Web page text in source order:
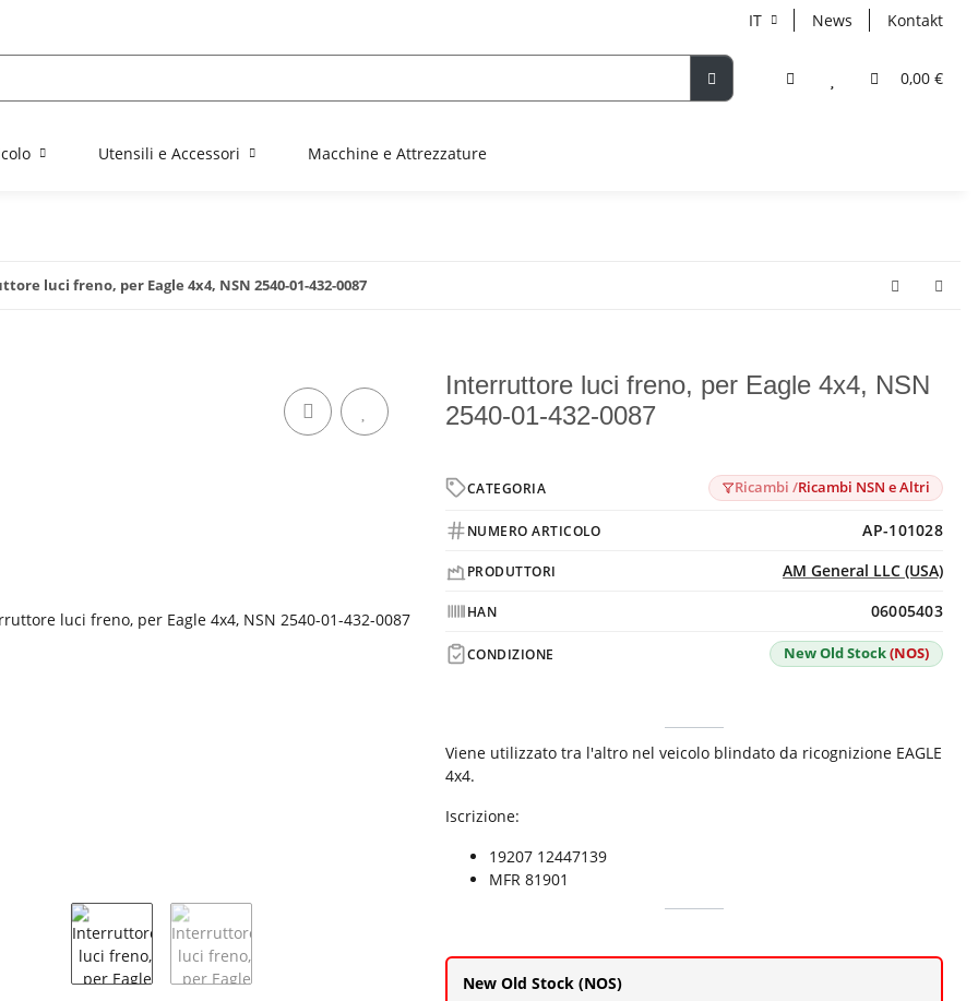
IT News Kontakt
0,00 €
Utensili e Accessori Macchine e Attrezzature
luci freno, per Eagle 4x4, NSN 2540-01-432-0087
Interruttore luci freno, per Eagle 4x4, NSN
2540-01-432-0087
CATEGORIA Ricambi /Ricambi NSN e Altri
NUMERO ARTICOLO AP-101028
PRODUTTORI AM General LLC (USA)
HAN 06005403
CONDIZIONE New Old Stock(NOS)
Viene utilizzato tra l'altro nel veicolo blindato da ricognizione EAGLE
4x4.
Iscrizione:
19207 12447139
MFR 81901
New Old Stock (NOS)